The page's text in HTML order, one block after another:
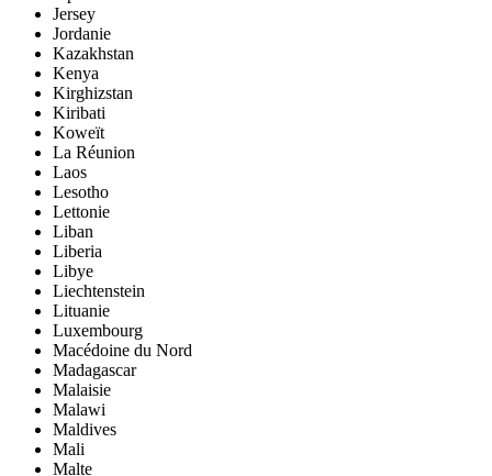
Jersey
Jordanie
Kazakhstan
Kenya
Kirghizstan
Kiribati
Koweït
La Réunion
Laos
Lesotho
Lettonie
Liban
Liberia
Libye
Liechtenstein
Lituanie
Luxembourg
Macédoine du Nord
Madagascar
Malaisie
Malawi
Maldives
Mali
Malte